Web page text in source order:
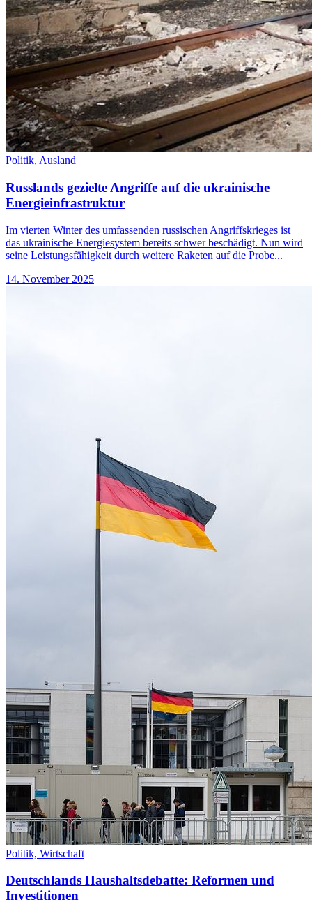
Politik, Ausland
Russlands gezielte Angriffe auf die ukrainische
Energieinfrastruktur
Im vierten Winter des umfassenden russischen Angriffskrieges ist
das ukrainische Energiesystem bereits schwer beschädigt. Nun wird
seine Leistungsfähigkeit durch weitere Raketen auf die Probe...
14. November 2025
Politik, Wirtschaft
Deutschlands Haushaltsdebatte: Reformen und
Investitionen